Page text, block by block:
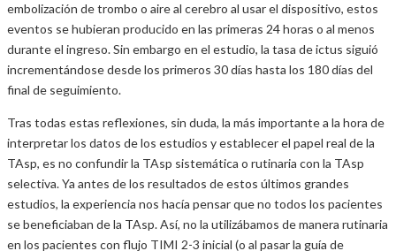
embolización de trombo o aire al cerebro al usar el dispositivo, estos
eventos se hubieran producido en las primeras 24 horas o al menos
durante el ingreso. Sin embargo en el estudio, la tasa de ictus siguió
incrementándose desde los primeros 30 días hasta los 180 días del
final de seguimiento.
Tras todas estas reflexiones, sin duda, la más importante a la hora de
interpretar los datos de los estudios y establecer el papel real de la
TAsp, es no confundir la TAsp sistemática o rutinaria con la TAsp
selectiva. Ya antes de los resultados de estos últimos grandes
estudios, la experiencia nos hacía pensar que no todos los pacientes
se beneficiaban de la TAsp. Así, no la utilizábamos de manera rutinaria
en los pacientes con flujo TIMI 2-3 inicial (o al pasar la guía de